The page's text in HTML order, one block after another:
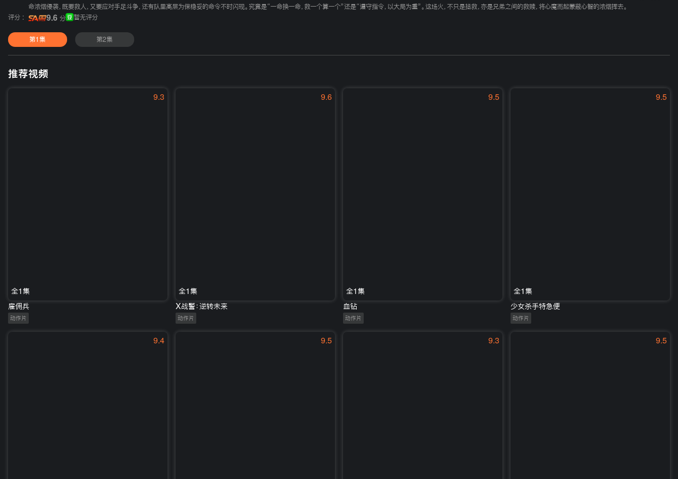
命浓烟侵袭，既要救人，又要应对手足斗争，还有队里高层为保稳妥的命令不时闪现。究竟是“一命换一命，救一个算一个”还是“遵守指令，以大局为重”。这场火，不只是拯救，亦是兄弟之间的救赎，将心魔而起蒙蔽心智的浓烟挥去。
评分 :
9.6 分 暂无评分
第1集 第2集
推荐视频
9.3
全1集
雇佣兵
动作片
9.6
全1集
X战警：逆转未来
动作片
9.5
全1集
血钻
动作片
9.5
全1集
少女杀手特急便
动作片
9.4 9.5 9.3 9.5